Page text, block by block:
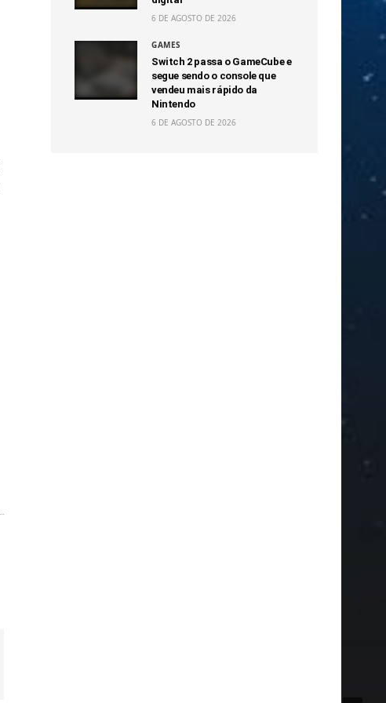
6 DE AGOSTO DE 2026
GAMES
Switch 2 passa o GameCube e
segue sendo o console que
vendeu mais rápido da
Nintendo
6 DE AGOSTO DE 2026